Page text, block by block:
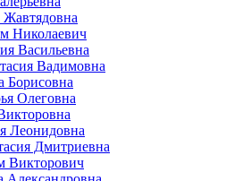
Николаевич
Васильевна
Вадимовна
Борисовна
Олеговна
Леонидовна
Дмитриевна
Викторович